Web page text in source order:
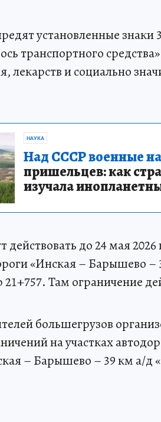
установленные знаки
транспортного
лекарств и социально
НАУКА
Над СССР военные
пришельцев: как
изучала
действовать до 24 мая
«Инская – Барышево –
Там ограничение
большегрузов
на участках
– Барышево – 39 км а/д